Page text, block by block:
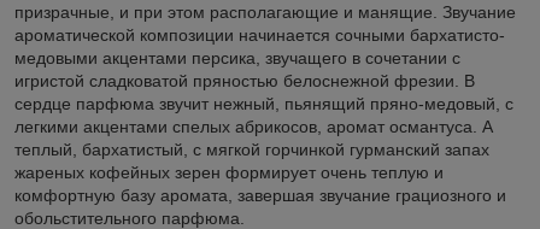
призрачные, и при этом располагающие и манящие. Звучание
ароматической композиции начинается сочными бархатисто-
медовыми акцентами персика, звучащего в сочетании с
игристой сладковатой пряностью белоснежной фрезии. В
сердце парфюма звучит нежный, пьянящий пряно-медовый, с
легкими акцентами спелых абрикосов, аромат османтуса. А
теплый, бархатистый, с мягкой горчинкой гурманский запах
жареных кофейных зерен формирует очень теплую и
комфортную базу аромата, завершая звучание грациозного и
обольстительного парфюма.